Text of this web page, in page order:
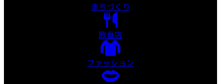
まちづくり
飲食店
ファッション